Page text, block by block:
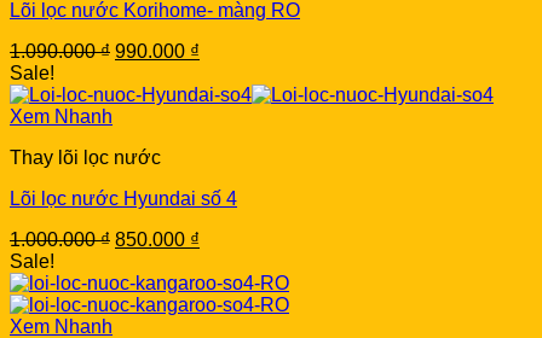
Lõi lọc nước Korihome- màng RO
1.090.000₫ Original
was:
990.000 ₫
is:
Sale!
Xem Nhanh
Thay lõi lọc nước
Lõi lọc nước Hyundai số 4
1.000.000₫ Original
was:
1.000.000 ₫.
850.000 ₫
is:
850.000 ₫.
Sale!
Xem Nhanh